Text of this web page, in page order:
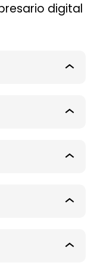
digital
Módulo
Módulo
Módulo
Módulo
Módulo